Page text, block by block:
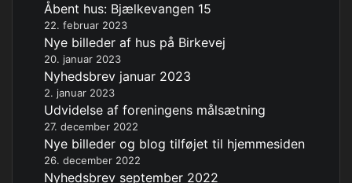
Åbent hus: Bjælkevangen 15
22. februar 2023
Nye billeder af hus på Birkevej
20. januar 2023
Nyhedsbrev januar 2023
2. januar 2023
Udvidelse af foreningens målsætning
27. december 2022
Nye billeder og blog tilføjet til hjemmesiden
26. december 2022
Nyhedsbrev september 2022